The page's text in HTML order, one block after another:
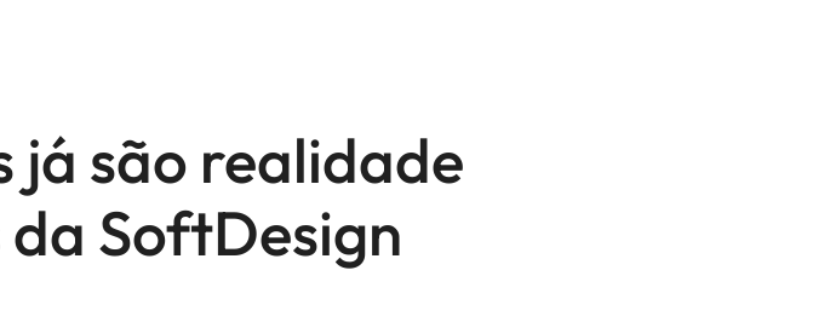
já são realidade
SoftDesign